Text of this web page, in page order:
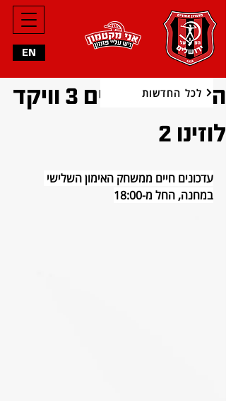
EN
הפועל ירושלים 3 וויקד
לוזינו 2
עדכונים חיים ממשחק האימון השלישי
במחנה, החל מ-18:00
לכל החדשות